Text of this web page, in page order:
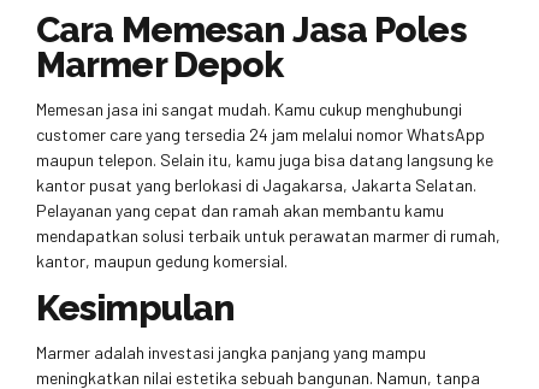
Cara Memesan Jasa Poles
Marmer Depok
Memesan jasa ini sangat mudah. Kamu cukup menghubungi
customer care yang tersedia 24 jam melalui nomor WhatsApp
maupun telepon. Selain itu, kamu juga bisa datang langsung ke
kantor pusat yang berlokasi di Jagakarsa, Jakarta Selatan.
Pelayanan yang cepat dan ramah akan membantu kamu
mendapatkan solusi terbaik untuk perawatan marmer di rumah,
kantor, maupun gedung komersial.
Kesimpulan
Marmer adalah investasi jangka panjang yang mampu
meningkatkan nilai estetika sebuah bangunan. Namun, tanpa